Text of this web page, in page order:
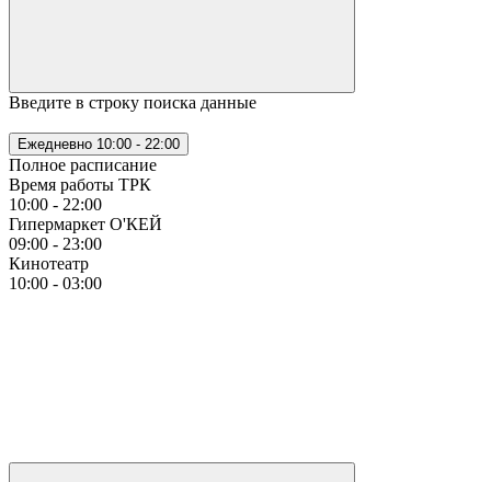
Введите в строку поиска данные
Ежедневно 10:00 - 22:00
Полное расписание
Время работы ТРК
10:00 - 22:00
Гипермаркет О'КЕЙ
09:00 - 23:00
Кинотеатр
10:00 - 03:00